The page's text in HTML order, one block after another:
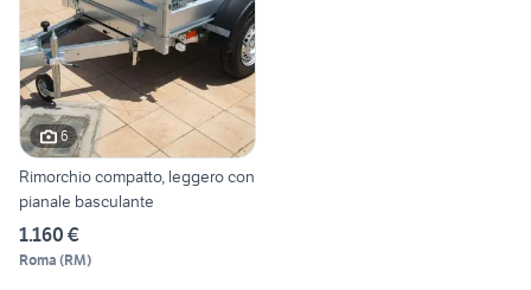
6
Rimorchio compatto, leggero con
pianale basculante
1.160 €
Roma (RM)